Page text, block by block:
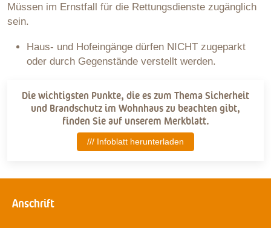
Müssen im Ernstfall für die Rettungsdienste zugänglich
sein.
Haus- und Hofeingänge dürfen NICHT zugeparkt
oder durch Gegenstände verstellt werden.
Die wichtigsten Punkte, die es zum Thema Sicherheit
und Brandschutz im Wohnhaus zu beachten gibt,
finden Sie auf unserem Merkblatt.
/// Infoblatt herunterladen
Anschrift